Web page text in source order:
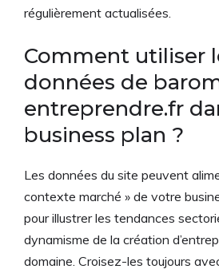
régulièrement actualisées.
Comment utiliser
données de
entreprendre.fr
business plan ?
Les données du site peuvent
contexte marché » de votre
pour illustrer les tendances
dynamisme de la création
domaine. Croisez-les toujours